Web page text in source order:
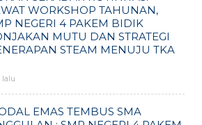
WORKSHOP TAHUNAN,
NEGERI 4 PAKEM BIDIK
MUTU DAN STRATEGI
STEAM MENUJU TKA
lalu
EMAS TEMBUS SMA